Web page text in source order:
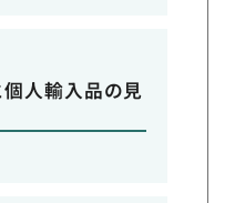
人輸入品の見